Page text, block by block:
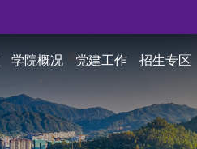
学院概况 党建工作 招生专区